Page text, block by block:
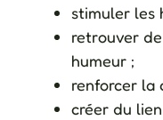
stimuler les
retrouver
humeur ;
renforcer la
créer du